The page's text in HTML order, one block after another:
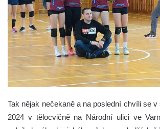
Tak nějak nečekaně a na poslední chvíli se
2024 v tělocvičně na Národní ulici ve